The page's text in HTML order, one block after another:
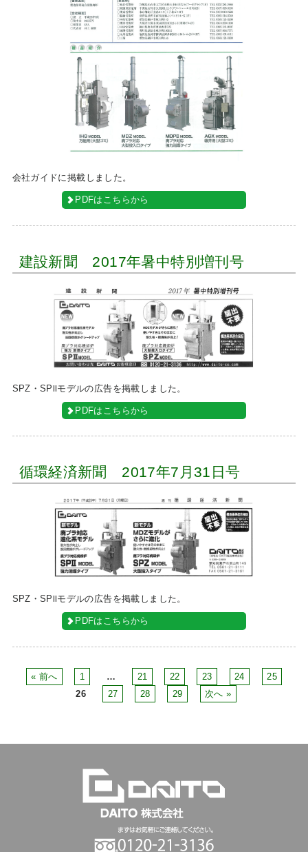
会社ガイドに掲載しました。
PDFはこちらから
建設新聞 2017年暑中特別増刊号
SPZ・SPⅡモデルの広告を掲載しました。
PDFはこちらから
循環経済新聞 2017年7月31日号
SPZ・SPⅡモデルの広告を掲載しました。
PDFはこちらから
« 前へ 1 … 21 22 23 24
25
26
27 28 29 次へ »